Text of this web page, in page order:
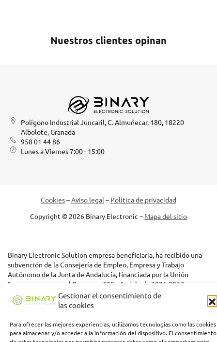
Gestionar el consentimiento de
las cookies
Para ofrecer las mejores experiencias, utilizamos tecnologías como las cookies
para almacenar y/o acceder a la información del dispositivo. El consentimiento
Nuestros clientes opinan
Polígono Industrial Juncaril, C. Almuñecar, 180, 18220
Albolote, Granada
958 01 44 86
Lunes a VIernes 7:00 - 15:00
Cookies–Aviso legal – Política de privacidad
Copyright © 2026 Binary Electronic – Mapa del sitio
Binary Electronic Solution empresa beneficiaria, ha recibido una
subvención de la Consejería de Empleo, Empresa y Trabajo
Autónomo de la Junta de Andalucía, financiada por la Unión
Europea con cargo al Programa FSE+ Andalucía 2021-2027,
enmarcada en el Programa Emplea-T, para la inserción laboral y el
fomento de la contratación en el ámbito de la Comunidad
sucesivas contrataciones indefinidas ordinarias por parte de
personas trabajadoras autónomas, y a cualquier contratación